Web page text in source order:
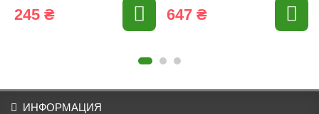
245 ₴ 647 ₴
ИНФОРМАЦИЯ